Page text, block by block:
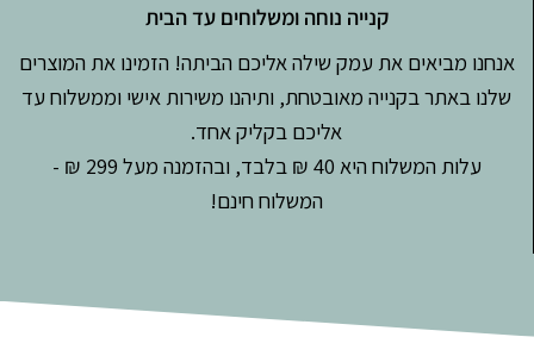
קנייה נוחה ומשלוחים עד הבית
אנחנו מביאים את עמק שילה אליכם הביתה! הזמינו את המוצרים
שלנו באתר בקנייה מאובטחת, ותיהנו משירות אישי וממשלוח עד
אליכם בקליק אחד.
עלות המשלוח היא 40 ₪ בלבד, ובהזמנה מעל 299 ₪ -
המשלוח חינם!